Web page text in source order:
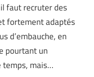
faut recruter des
fortement adaptés
d’embauche, en
pourtant un
temps, mais…